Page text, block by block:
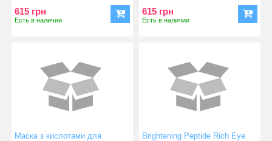
615 грн
Есть в наличии
615 грн
Есть в наличии
Маска з кислотами для
Brightening Peptide Rich Eye